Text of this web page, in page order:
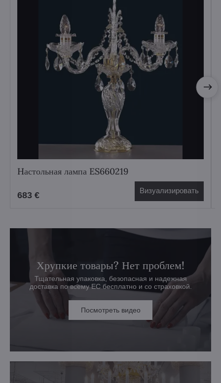
Hастольная лампа ES660219
683 € Визуализировать
Хрупкие товары? Нет проблем!
Тщательная упаковка, безопасная и надежная
доставка по всему ЕС бесплатно и со страховкой.
Посмотреть видео